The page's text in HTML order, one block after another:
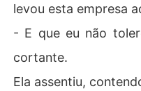
levou esta empresa
- E que eu não
cortante.
Ela assentiu,